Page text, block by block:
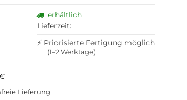
erhältlich
Lieferzeit:
⚡ Priorisierte Fertigung möglich
(1–2 Werktage)
Lieferung